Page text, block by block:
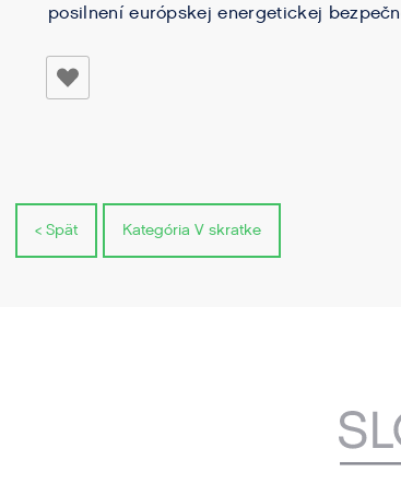
posilnení európskej energetickej
< Spät Kategória V skratke